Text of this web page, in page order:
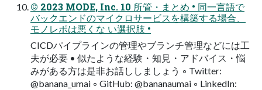
© 2023 MODE, Inc. 10 所管・まとめ • 同一言語で
バックエンドのマイクロサービスを構築する場合、
モノレポは悪くな い選択肢 •
CICDパイプラインの管理やブランチ管理などには工
夫が必要 • 似たような経験・知見・アドバイス・悩
みがある方は是非お話ししましょう ◦ Twitter:
@banana_umai ◦ GitHub: @bananaumai ◦ LinkedIn: